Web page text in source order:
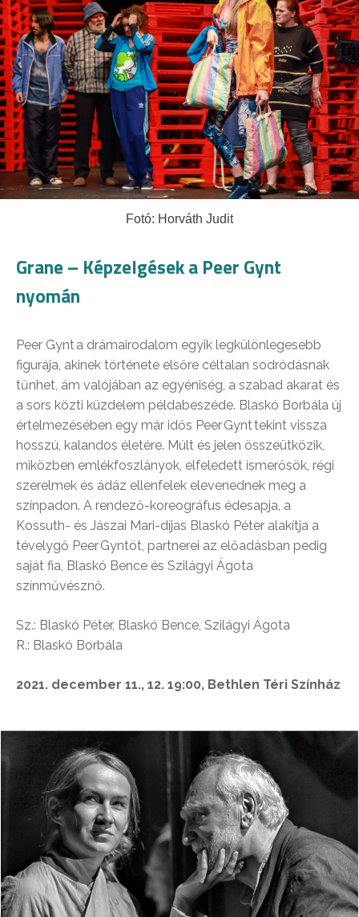
Fotó: Horváth Judit
Grane – Képzelgések a Peer Gynt
nyomán
Peer Gynt a drámairodalom egyik legkülönlegesebb
figurája, akinek története elsőre céltalan sodródásnak
tűnhet, ám valójában az egyéniség, a szabad akarat és
a sors közti küzdelem példabeszéde. Blaskó Borbála új
értelmezésében egy már idős Peer Gynt tekint vissza
hosszú, kalandos életére. Múlt és jelen összeütközik,
miközben emlékfoszlányok, elfeledett ismerősök, régi
szerelmek és ádáz ellenfelek elevenednek meg a
színpadon. A rendező-koreográfus édesapja, a
Kossuth- és Jászai Mari-díjas Blaskó Péter alakítja a
tévelygő Peer Gyntöt, partnerei az előadásban pedig
saját fia, Blaskó Bence és Szilágyi Ágota
színművésznő.
Sz.: Blaskó Péter, Blaskó Bence, Szilágyi Ágota
R.: Blaskó Borbála
2021. december 11., 12. 19:00, Bethlen Téri Színház